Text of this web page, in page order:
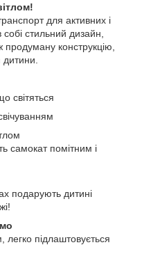
для активних і
стильний дизайн,
продуману конструкцію,
світяться
самокат помітним і
подарують дитині
підлаштовується